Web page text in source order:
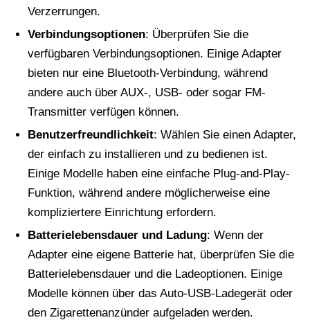
Verzerrungen.
Verbindungsoptionen: Überprüfen Sie die
verfügbaren Verbindungsoptionen. Einige Adapter
bieten nur eine Bluetooth-Verbindung, während
andere auch über AUX-, USB- oder sogar FM-
Transmitter verfügen können.
Benutzerfreundlichkeit: Wählen Sie einen Adapter,
der einfach zu installieren und zu bedienen ist.
Einige Modelle haben eine einfache Plug-and-Play-
Funktion, während andere möglicherweise eine
kompliziertere Einrichtung erfordern.
Batterielebensdauer und Ladung: Wenn der
Adapter eine eigene Batterie hat, überprüfen Sie die
Batterielebensdauer und die Ladeoptionen. Einige
Modelle können über das Auto-USB-Ladegerät oder
den Zigarettenanzünder aufgeladen werden.